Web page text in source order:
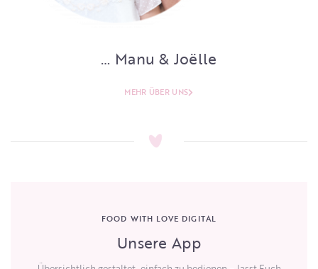
… Manu & Joëlle
MEHR ÜBER UNS
FOOD WITH LOVE DIGITAL
Unsere App